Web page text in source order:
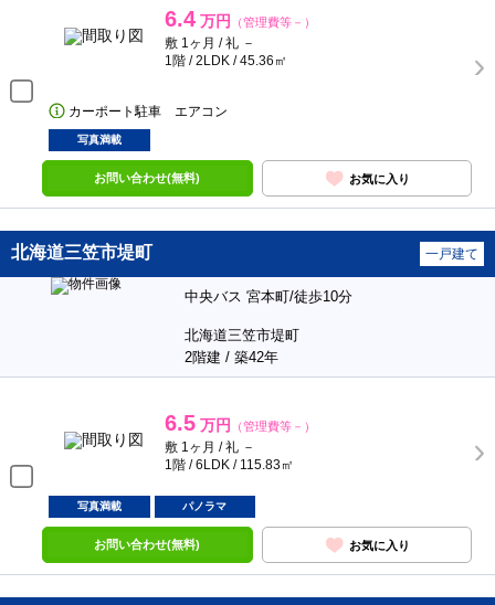
6.4 万円 （管理費等－）
敷 1ヶ月 / 礼 －
1階 / 2LDK / 45.36㎡
カーポート駐車 エアコン
写真満載
お問い合わせ(無料) お気に入り
北海道三笠市堤町 一戸建て
中央バス 宮本町/徒歩10分
北海道三笠市堤町
2階建 / 築42年
6.5 万円 （管理費等－）
敷 1ヶ月 / 礼 －
1階 / 6LDK / 115.83㎡
写真満載 パノラマ
お問い合わせ(無料) お気に入り